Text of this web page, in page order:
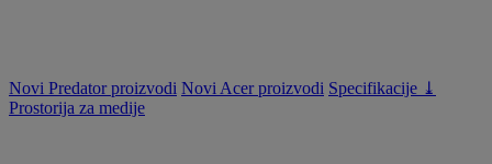
Novi Predator proizvodi Novi Acer proizvodi Specifikacije ⤓
Prostorija za medije